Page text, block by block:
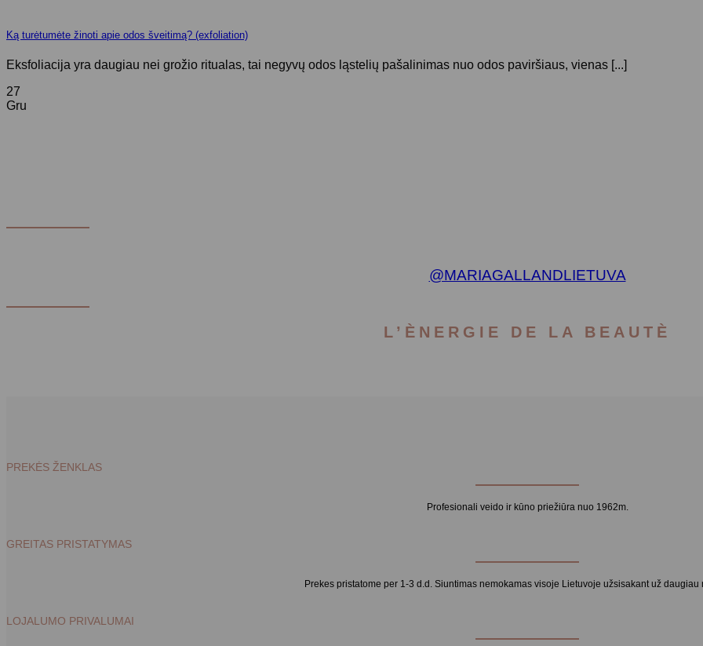
Ką turėtumėte žinoti apie odos šveitimą? (exfoliation)
Eksfoliacija yra daugiau nei grožio ritualas, tai negyvų odos ląstelių pašalinimas nuo odos paviršiaus, vienas [...]
27
Gru
@MARIAGALLANDLIETUVA
L’ÈNERGIE DE LA BEAUTÈ
PREKĖS ŽENKLAS
Profesionali veido ir kūno priežiūra nuo 1962m.
GREITAS PRISTATYMAS
Prekes pristatome per 1-3 d.d. Siuntimas nemokamas visoje Lietuvoje užsisakant už daugiau
LOJALUMO PRIVALUMAI